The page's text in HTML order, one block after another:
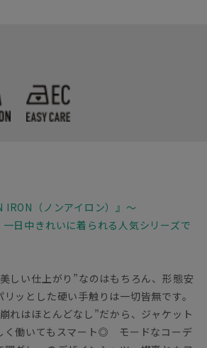
IRON（ノンアイロン）』～
日中きれいに着られる人気シリーズで
しい仕上がり”なのはもちろん、形態安
ッとした硬い手触りは一切皆無です。
れはほとんどなし”だから、ジャケット
く働いてもスマート◎ モードなコーデ